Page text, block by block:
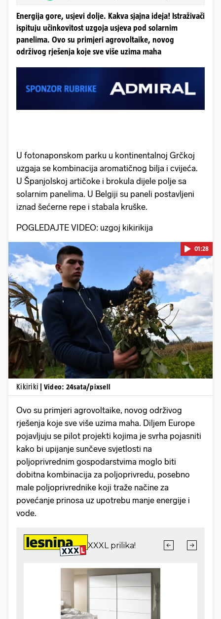
Energija gore, usjevi dolje. Kakva sjajna ideja! Istraživači
ispituju učinkovitost uzgoja usjeva pod solarnim
panelima. Ovo su primjeri agrovoltaike, novog
održivog rješenja koje sve više uzima maha
U fotonaponskom parku u kontinentalnoj Grčkoj
uzgaja se kombinacija aromatičnog bilja i cvijeća.
U Španjolskoj artičoke i brokula dijele polje sa
solarnim panelima. U Belgiji su paneli postavljeni
iznad šećerne repe i stabala kruške.
POGLEDAJTE VIDEO: uzgoj kikirikija
Pokretanje videa...
01:28
Kikiriki | Video: 24sata/pixsell
Ovo su primjeri agrovoltaike, novog održivog
rješenja koje sve više uzima maha. Diljem Europe
pojavljuju se pilot projekti kojima je svrha pojasniti
kako bi upijanje sunčeve svjetlosti na
poljoprivrednim gospodarstvima moglo biti
dobitna kombinacija za poljoprivredu, posebno
male poljoprivrednike koji traže načine za
povećanje prinosa uz upotrebu manje energije i
vode.